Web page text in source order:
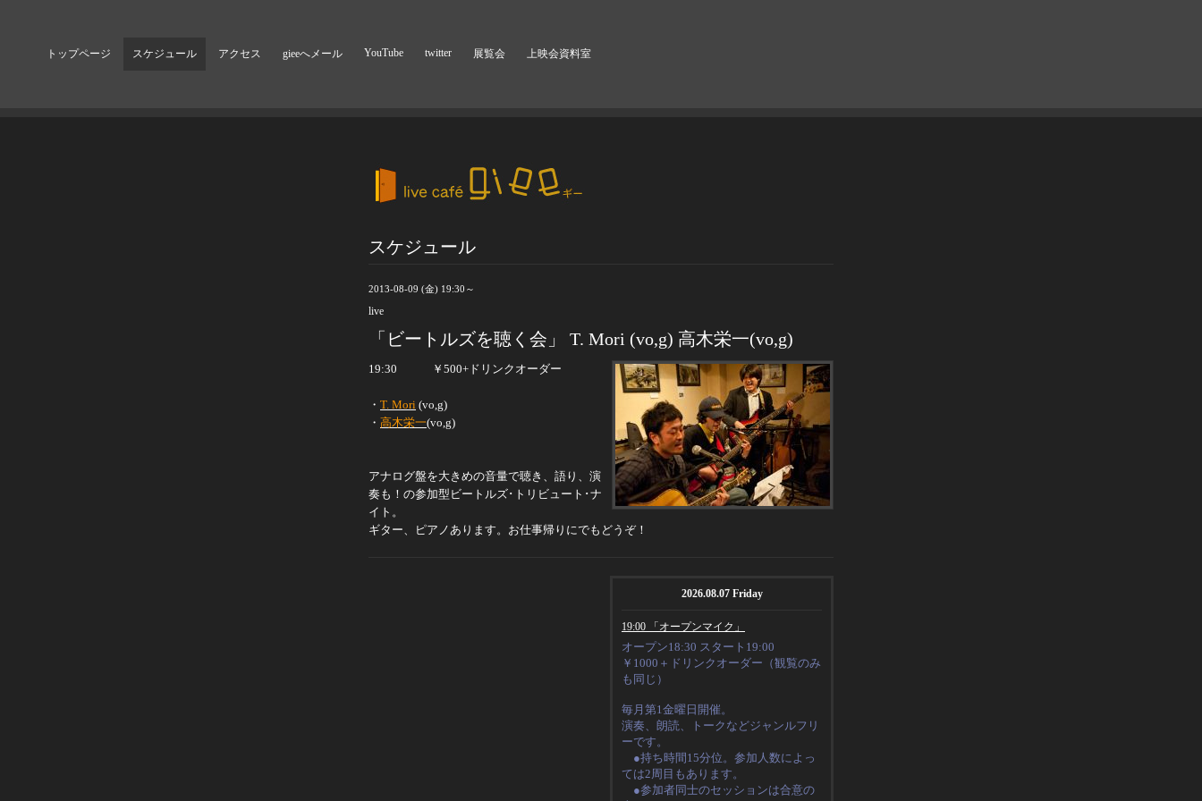
トップページ スケジュール アクセス gieeへメール YouTube twitter 展覧会 上映会資料室
スケジュール
2013-08-09 (金) 19:30～
live
「ビートルズを聴く会」 T. Mori (vo,g) 高木栄一(vo,g)
19:30 ￥ 500+ドリンクオーダー
・ T. Mori (vo,g)
・ 高木栄一(vo,g)
アナログ盤を大きめの音量で聴き、語り、演
奏も！の参加型ビートルズ･トリビュート･ナ
イト。
ギター、ピアノあります。お仕事帰りにでもどうぞ！
2026.08.07 Friday
19:00 「オープンマイク」
オープン18:30 スタート19:00
￥1000＋ドリンクオーダー（観覧のみ
も同じ）
毎月第1金曜日開催。
演奏、朗読、トークなどジャンルフリ
ーです。
●持ち時間15分位。 参加人数によっ
ては2周目もあります。
●参加者同士のセッションは合意の